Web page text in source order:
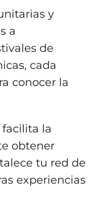
y
a
de
cada
conocer la
la
obtener
tu red de
experiencias